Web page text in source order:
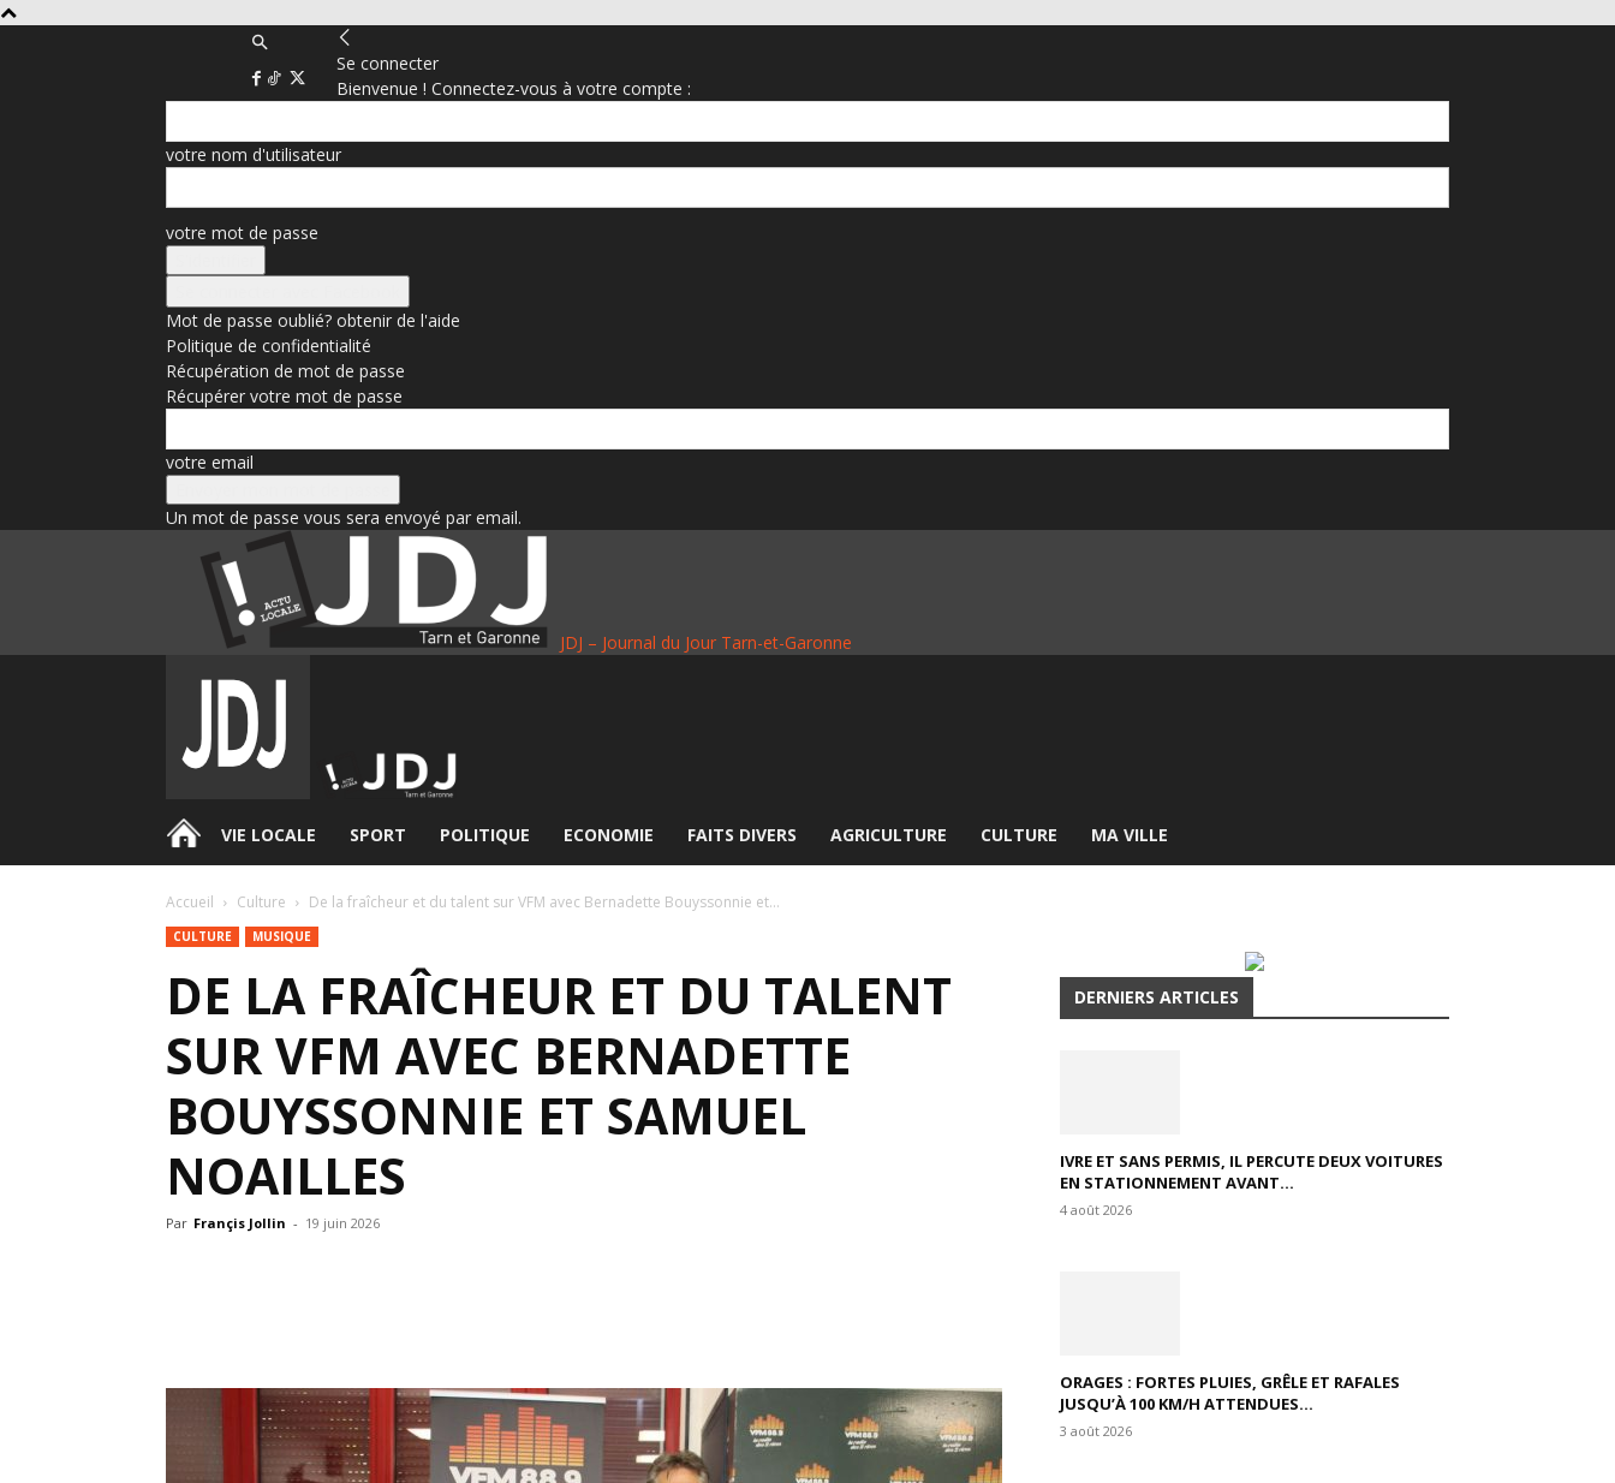
Se connecter
Bienvenue ! Connectez-vous à votre compte :
votre nom d'utilisateur
votre mot de passe
Mot de passe oublié? obtenir de l'aide
Politique de confidentialité
Récupération de mot de passe
Récupérer votre mot de passe
votre email
Un mot de passe vous sera envoyé par email.
JDJ – Journal du Jour Tarn-et-Garonne
. VIE LOCALE SPORT POLITIQUE ECONOMIE FAITS DIVERS AGRICULTURE CULTURE MA VILLE
Accueil Culture ​De la fraîcheur et du talent sur VFM avec Bernadette Bouyssonnie et...
CULTURE MUSIQUE
​DE LA FRAÎCHEUR ET DU TALENT
SUR VFM AVEC BERNADETTE
BOUYSSONNIE ET SAMUEL
NOAILLES
Par Françis Jollin - 19 juin 2026
DERNIERS ARTICLES
IVRE ET SANS PERMIS, IL PERCUTE DEUX VOITURES
EN STATIONNEMENT AVANT...
4 août 2026
ORAGES : FORTES PLUIES, GRÊLE ET RAFALES
JUSQU’À 100 KM/H ATTENDUES...
3 août 2026